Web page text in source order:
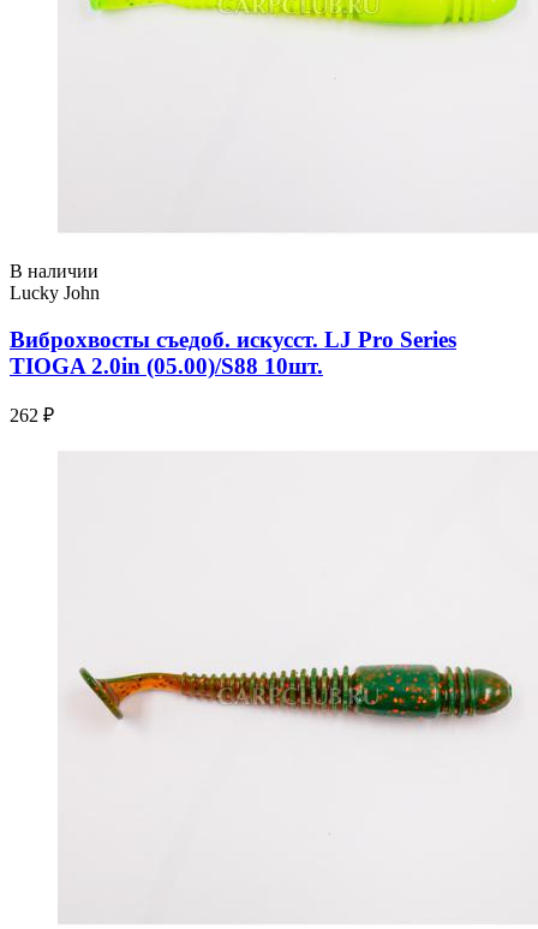
В наличии
Lucky John
Виброхвосты съедоб. искусст. LJ Pro Series
TIOGA 2.0in (05.00)/S88 10шт.
262 ₽